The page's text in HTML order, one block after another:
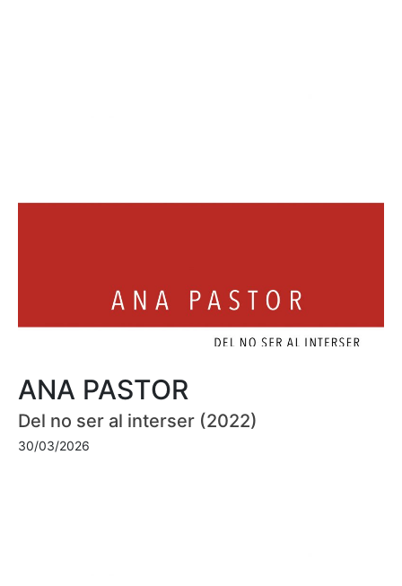
ANA PASTOR
Del no ser al interser (2022)
30/03/2026